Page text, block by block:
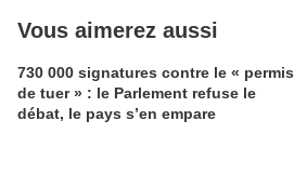
Vous aimerez aussi
730 000 signatures contre le « permis
de tuer » : le Parlement refuse le
débat, le pays s’en empare